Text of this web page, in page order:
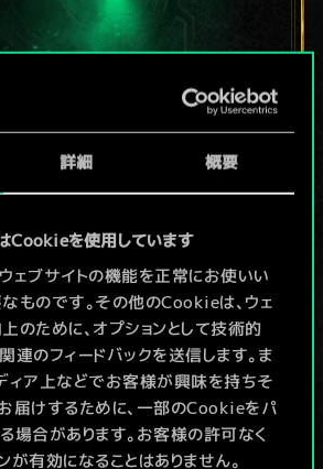
詳細 概要
Cookieを使用しています
ェブサイトの機能を正常にお使いい
ものです。その他のCookieは、ウェ
のために、オプションとして技術的
連のフィードバックを送信します。ま
ィア上などでお客様が興味を持ちそ
届けするために、一部のCookieをパ
場合があります。お客様の許可なく
が有効になることはありません。
まだこれし
デッキがあ
せんが、
追加中！
名入力＆ガイドを作成
デッキを編集